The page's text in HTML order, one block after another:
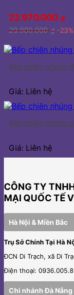
22.970.000 ₫
29.900.000₫ -23%
Bếp chiên nhúng
Giá: Liên hệ
Bếp chiên nhúng
Giá: Liên hệ
CÔNG TY
MẠI QUỐC TẾ
Hà Nội & Miền Bắc
Trụ Sở Chính Tại Hà
ĐCN Di Trạch, xã Di
Điện thoại:
Chi nhánh Đà Nẵng